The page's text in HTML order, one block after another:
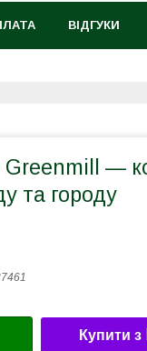
ВІДГУКИ
Greenmill —
та городу
Купити з